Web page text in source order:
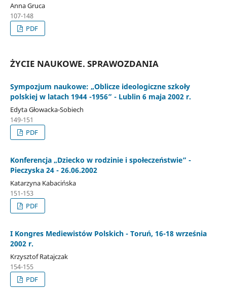
Anna Gruca
107-148
PDF
ŻYCIE NAUKOWE. SPRAWOZDANIA
Sympozjum naukowe: „Oblicze ideologiczne szkoły
polskiej w latach 1944 -1956” - Lublin 6 maja 2002 r.
Edyta Głowacka-Sobiech
149-151
PDF
Konferencja „Dziecko w rodzinie i społeczeństwie” -
Pieczyska 24 - 26.06.2002
Katarzyna Kabacińska
151-153
PDF
I Kongres Mediewistów Polskich - Toruń, 16-18 września
2002 r.
Krzysztof Ratajczak
154-155
PDF